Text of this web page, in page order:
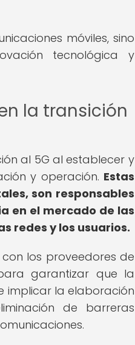
móviles, sino
tecnológica y
la transición
al 5G al establecer y
y operación. Estas
son responsables
en el mercado de las
redes y los usuarios.
los proveedores de
garantizar que la
implicar la elaboración
de barreras